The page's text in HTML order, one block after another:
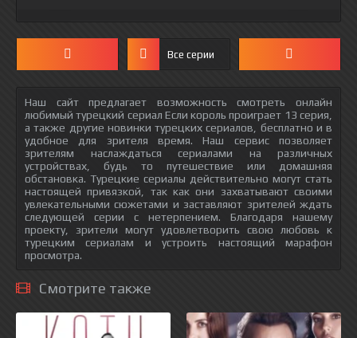
Все серии
Наш сайт предлагает возможность смотреть онлайн
любимый турецкий сериал Если король проиграет 13 серия,
а также другие новинки турецких сериалов, бесплатно и в
удобное для зрителя время. Наш сервис позволяет
зрителям наслаждаться сериалами на различных
устройствах, будь то путешествие или домашняя
обстановка. Турецкие сериалы действительно могут стать
настоящей привязкой, так как они захватывают своими
увлекательными сюжетами и заставляют зрителей ждать
следующей серии с нетерпением. Благодаря нашему
проекту, зрители могут удовлетворить свою любовь к
турецким сериалам и устроить настоящий марафон
просмотра.
Смотрите также